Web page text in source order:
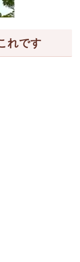
れです